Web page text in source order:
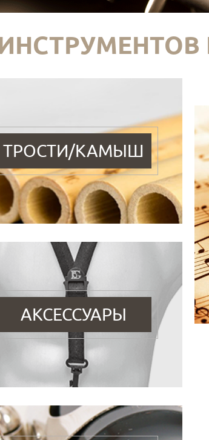
ТРОСТИ/КАМЫШ
АКСЕССУАРЫ